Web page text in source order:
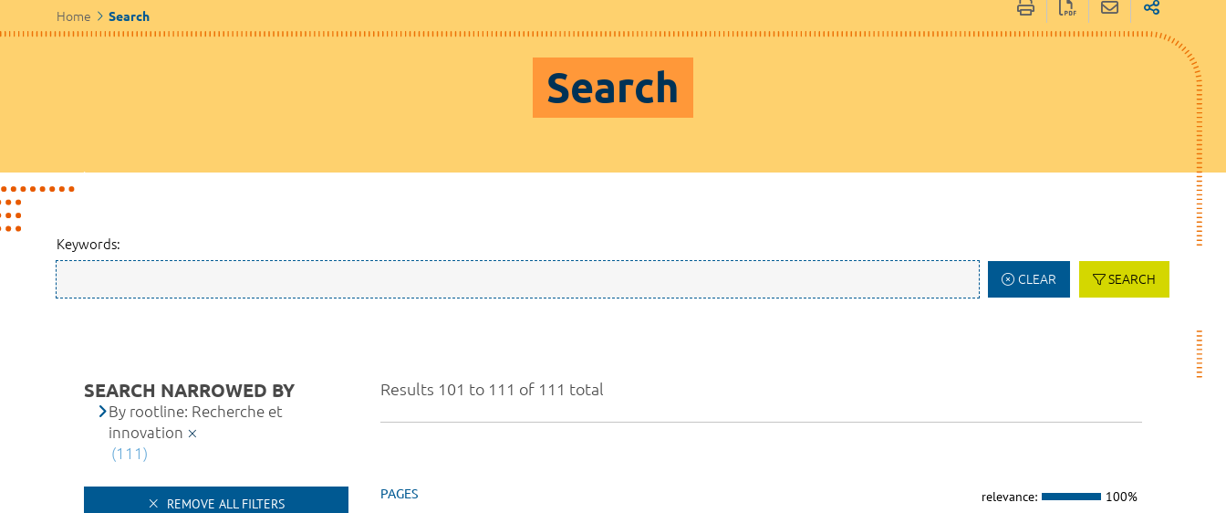
Home Search
Search
Keywords:
CLEAR SEARCH
Results 101 to 111 of 111 total
PAGES relevance: 100%
SEARCH NARROWED BY
By rootline: Recherche et
innovation
(111)
REMOVE ALL FILTERS